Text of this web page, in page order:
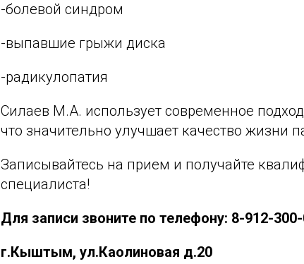
-болевой синдром
-выпавшие грыжи диска
-радикулопатия
Силаев М.А. использует современное
что значительно улучшает качество жизни
Записывайтесь на прием и получайте
специалиста!
Для записи звоните по телефону: 8-912-
г.Кыштым, ул.Каолиновая д.20